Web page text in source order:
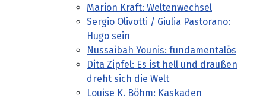
Marion Kraft: Weltenwechsel
Sergio Olivotti / Giulia Pastorano:
Hugo sein
Nussaibah Younis: fundamentalös
Dita Zipfel: Es ist hell und draußen
dreht sich die Welt
Louise K. Böhm: Kaskaden